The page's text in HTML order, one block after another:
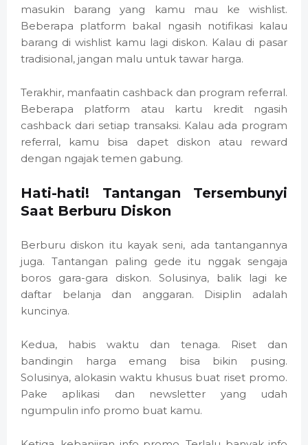
masukin barang yang kamu mau ke wishlist.
Beberapa platform bakal ngasih notifikasi kalau
barang di wishlist kamu lagi diskon. Kalau di pasar
tradisional, jangan malu untuk tawar harga.
Terakhir, manfaatin cashback dan program referral.
Beberapa platform atau kartu kredit ngasih
cashback dari setiap transaksi. Kalau ada program
referral, kamu bisa dapet diskon atau reward
dengan ngajak temen gabung.
Hati-hati! Tantangan Tersembunyi
Saat Berburu Diskon
Berburu diskon itu kayak seni, ada tantangannya
juga. Tantangan paling gede itu nggak sengaja
boros gara-gara diskon. Solusinya, balik lagi ke
daftar belanja dan anggaran. Disiplin adalah
kuncinya.
Kedua, habis waktu dan tenaga. Riset dan
bandingin harga emang bisa bikin pusing.
Solusinya, alokasin waktu khusus buat riset promo.
Pake aplikasi dan newsletter yang udah
ngumpulin info promo buat kamu.